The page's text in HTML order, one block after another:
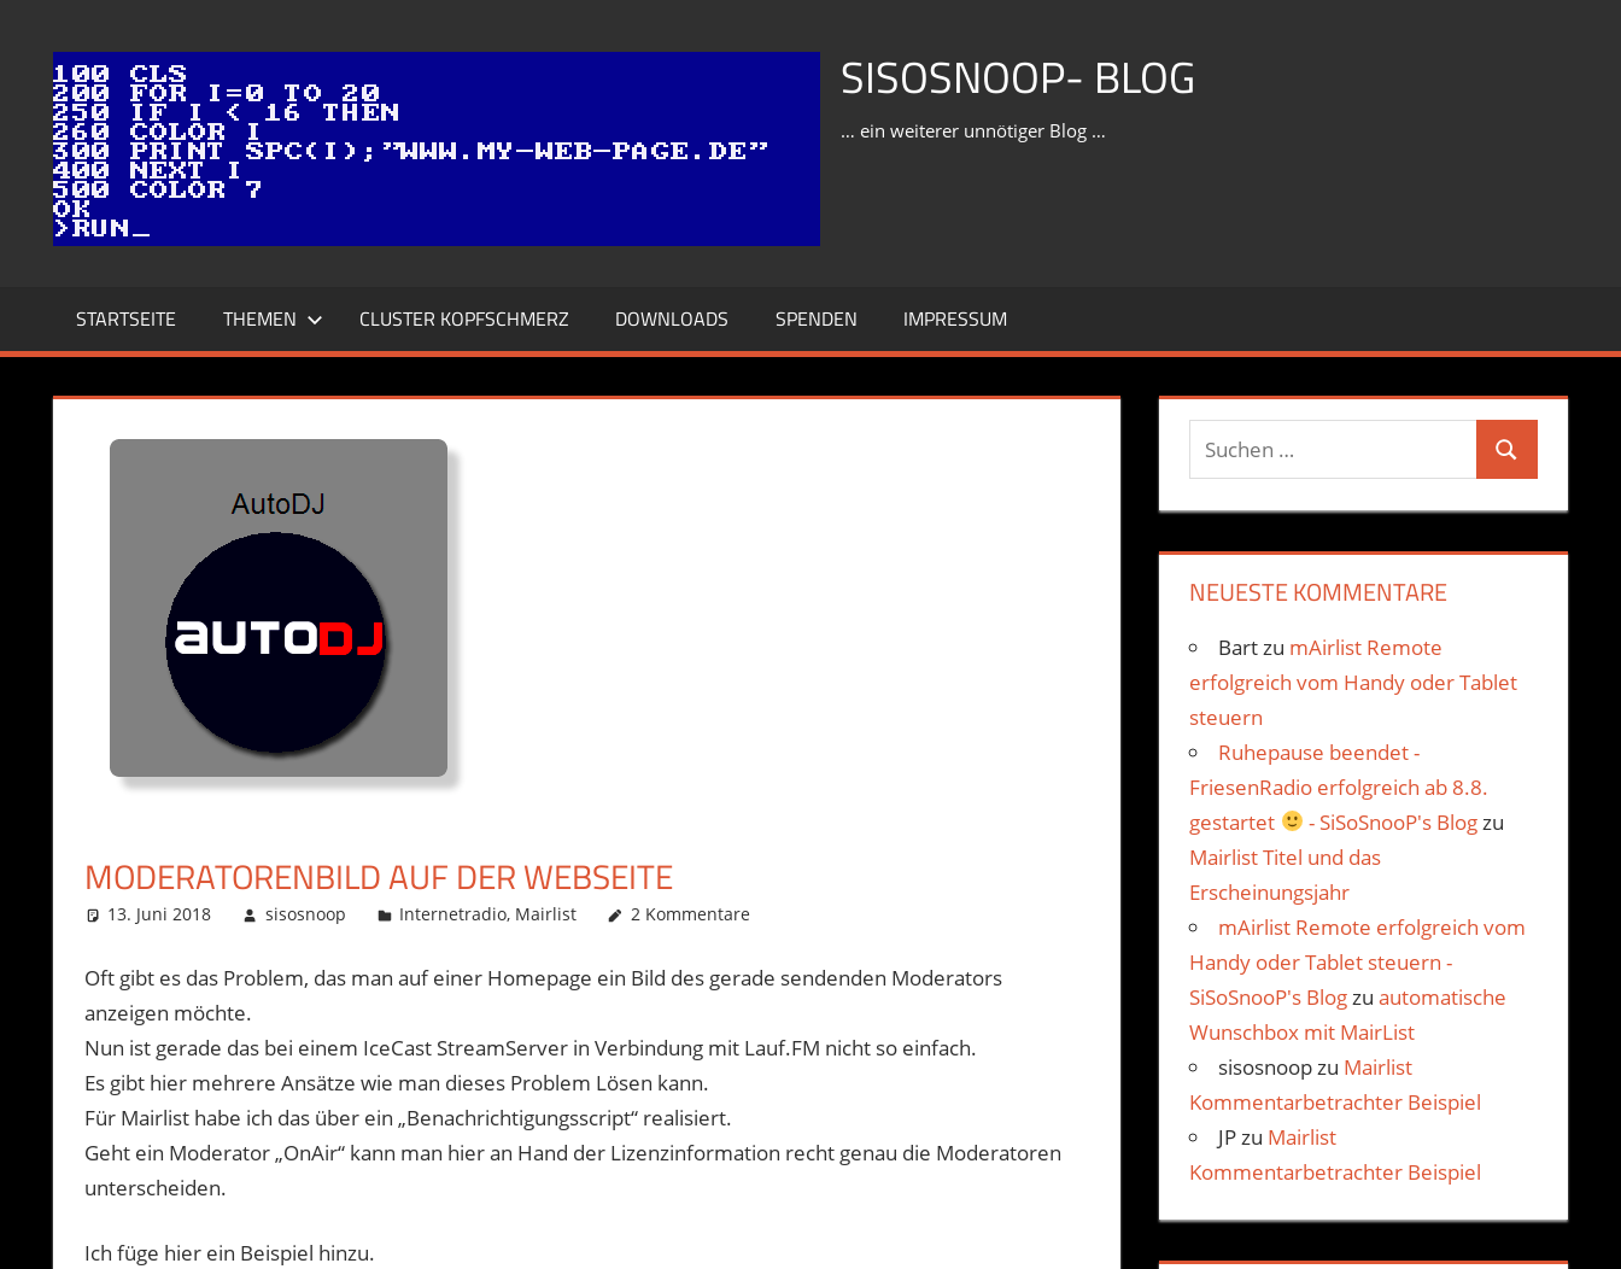
springen
SISOSNOOP- BLOG
… ein weiterer unnötiger Blog …
STARTSEITE THEMEN CLUSTER KOPFSCHMERZ DOWNLOADS SPENDEN IMPRESSUM
MODERATORENBILD AUF DER WEBSEITE
13. Juni 2018 sisosnoop Internetradio, Mairlist 2 Kommentare
Oft gibt es das Problem, das man auf einer Homepage ein Bild des gerade sendenden Moderators
anzeigen möchte.
Nun ist gerade das bei einem IceCast StreamServer in Verbindung mit Lauf.FM nicht so einfach.
Es gibt hier mehrere Ansätze wie man dieses Problem Lösen kann.
Für Mairlist habe ich das über ein „Benachrichtigungsscript“ realisiert.
Geht ein Moderator „OnAir“ kann man hier an Hand der Lizenzinformation recht genau die Moderatoren
unterscheiden.
Ich füge hier ein Beispiel hinzu.
Suchen
nach:
Suchen
NEUESTE KOMMENTARE
Bart zu mAirlist Remote
erfolgreich vom Handy oder Tablet
steuern
Ruhepause beendet -
FriesenRadio erfolgreich ab 8.8.
gestartet
- SiSoSnooP's Blogzu
Mairlist Titel und das
Erscheinungsjahr
mAirlist Remote erfolgreich vom
Handy oder Tablet steuern -
SiSoSnooP's Blog zuautomatische
Wunschbox mit MairList
sisosnoop zu Mairlist
Kommentarbetrachter Beispiel
JP zu Mairlist
Kommentarbetrachter Beispiel